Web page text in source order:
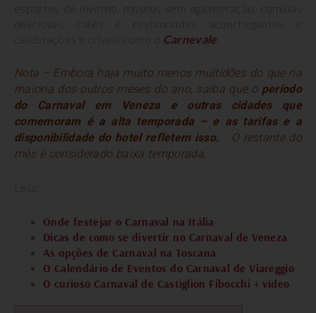
esportes de inverno, museus sem aglomeração, comidas
deliciosas, cafés e restaurantes aconchegantes e
Carnevale
Nota – Embora haja muito menos multidões do que na
maioria dos outros meses do ano, saiba que o período
do Carnaval em Veneza e outras cidades que
comemoram é a alta temporada – e as tarifas e a
disponibilidade do hotel refletem isso.
O restante do
mês é considerado baixa temporada.
Onde festejar o Carnaval na Itália
Dicas de como se divertir no Carnaval de Veneza
As opções de Carnaval na Toscana
O Calendário de Eventos do Carnaval de Viareggio
O curioso Carnaval de Castiglion Fibocchi + vídeo